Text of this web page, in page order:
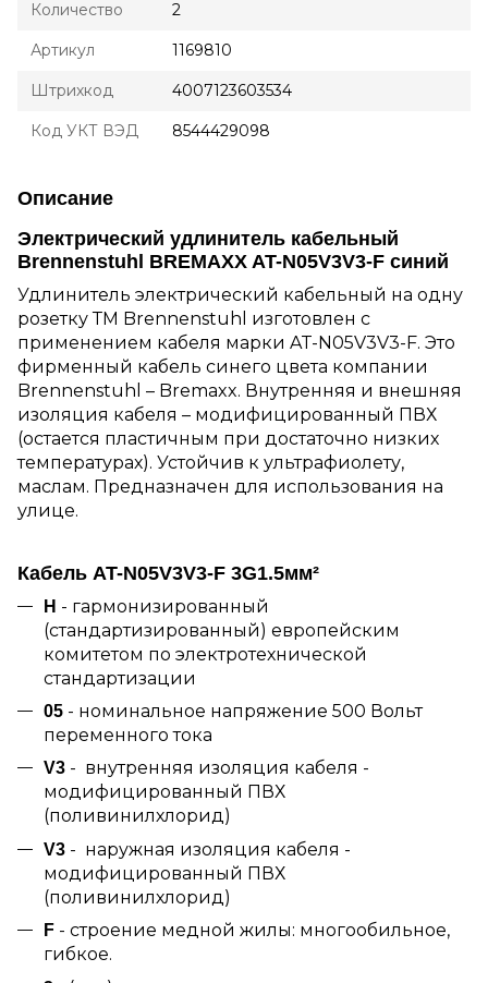
Количество 2
Артикул 1169810
Штрихкод 4007123603534
Код УКТ ВЭД 8544429098
Описание
Электрический удлинитель кабельный
Brennenstuhl BREMAXX AT-N05V3V3-F синий
Удлинитель электрический кабельный на одну
розетку ТМ Brennenstuhl изготовлен с
применением кабеля марки AT-N05V3V3-F. Это
фирменный кабель синего цвета компании
Brennenstuhl – Bremaxx. Внутренняя и внешняя
изоляция кабеля – модифицированный ПВХ
(остается пластичным при достаточно низких
температурах). Устойчив к ультрафиолету,
маслам. Предназначен для использования на
улице.
Кабель AT-N05V3V3-F 3G1.5мм²
H - гармонизированный
(стандартизированный) европейским
комитетом по электротехнической
стандартизации
05 - номинальное напряжение 500 Вольт
переменного тока
V3 - внутренняя изоляция кабеля -
модифицированный ПВХ
(поливинилхлорид)
V3 - наружная изоляция кабеля -
модифицированный ПВХ
(поливинилхлорид)
F - строение медной жилы: многообильное,
гибкое.